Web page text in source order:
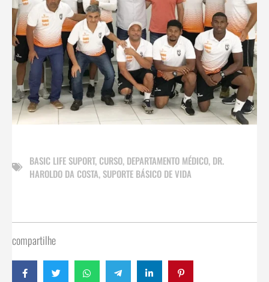
BASIC LIFE SUPORT, CURSO, DEPARTAMENTO MÉDICO, DR.
HAROLDO DA COSTA, SUPORTE BÁSICO DE VIDA
compartilhe